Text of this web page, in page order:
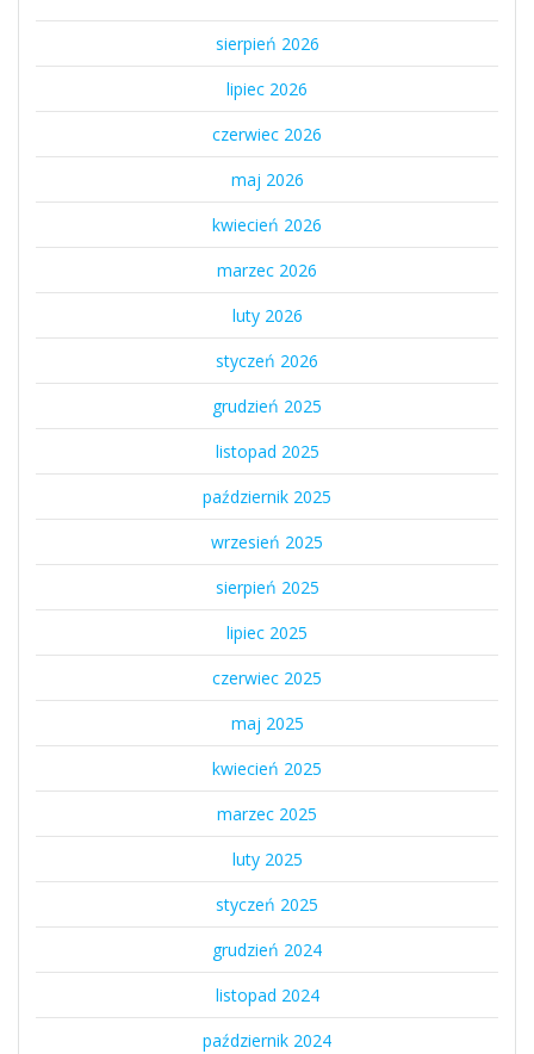
sierpień 2026
lipiec 2026
czerwiec 2026
maj 2026
kwiecień 2026
marzec 2026
luty 2026
styczeń 2026
grudzień 2025
listopad 2025
październik 2025
wrzesień 2025
sierpień 2025
lipiec 2025
czerwiec 2025
maj 2025
kwiecień 2025
marzec 2025
luty 2025
styczeń 2025
grudzień 2024
listopad 2024
październik 2024